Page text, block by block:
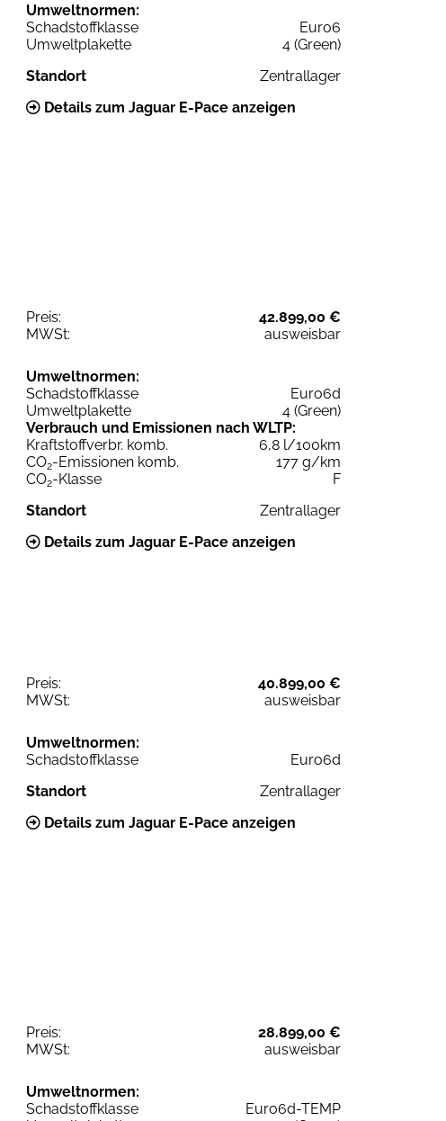
Umweltnormen:
Schadstoffklasse
Euro6
Umweltplakette
4 (Green)
Standort
Zentrallager
Details zum Jaguar E-Pace anzeigen
Preis:
42.899,00 €
MWSt:
ausweisbar
Umweltnormen:
Schadstoffklasse
Euro6d
Umweltplakette
4 (Green)
Verbrauch und Emissionen nach WLTP:
Kraftstoffverbr. komb.
6,8 l/100km
CO2-Emissionen komb.
177 g/km
CO2-Klasse
F
Standort
Zentrallager
Details zum Jaguar E-Pace anzeigen
Preis:
40.899,00 €
MWSt:
ausweisbar
Umweltnormen:
Schadstoffklasse
Euro6d
Standort
Zentrallager
Details zum Jaguar E-Pace anzeigen
Preis:
28.899,00 €
MWSt:
ausweisbar
Umweltnormen:
Schadstoffklasse
Euro6d-TEMP